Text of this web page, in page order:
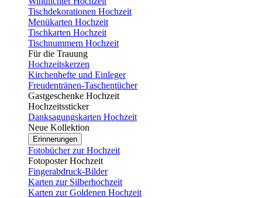
Tischdekorationen Hochzeit
Menükarten Hochzeit
Tischkarten Hochzeit
Tischnummern Hochzeit
Für die Trauung
Hochzeitskerzen
Kirchenhefte und Einleger
Freudentränen-Taschentücher
Gastgeschenke Hochzeit
Hochzeitssticker
Danksagungskarten Hochzeit
Neue Kollektion
Erinnerungen
Fotobücher zur Hochzeit
Fotoposter Hochzeit
Fingerabdruck-Bilder
Karten zur Silberhochzeit
Karten zur Goldenen Hochzeit